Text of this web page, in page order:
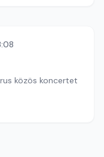
közös koncertet